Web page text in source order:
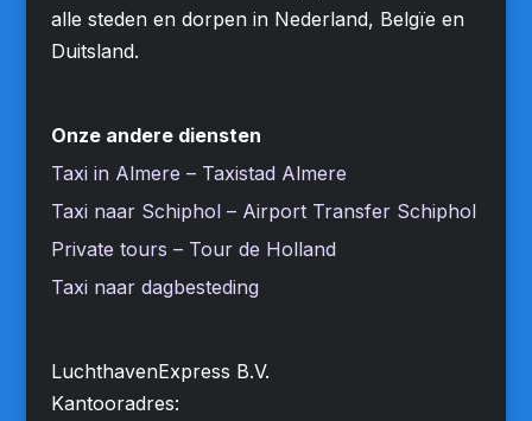
alle steden en dorpen in Nederland, Belgïe en
Duitsland.
Onze andere diensten
Taxi in Almere – Taxistad Almere
Taxi naar Schiphol – Airport Transfer Schiphol
Private tours – Tour de Holland
Taxi naar dagbesteding
LuchthavenExpress B.V.
Kantooradres: